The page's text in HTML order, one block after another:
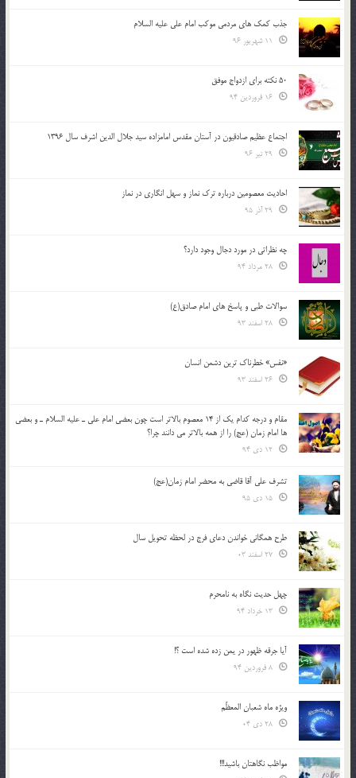
جذب کمک های مردمی موکب امام علی علیه السلام
50 نکته برای ازدواج موفق
اجتماع عظیم صادقیون در آستان مقدس امامزاده سید جلال الدین اشرف سال 1396
احادیث معصومین درباره ترک نماز و سهل انگاری در نماز
چه نظراتی در مورد دجال وجود دارد؟
سوالات طبی و پاسخ های امام صادق(ع)
«نفس» خطرناک ترین دشمن انسان
مقام و درجه كدام يك از 14 معصوم بالاتر است چون بعضي امام علي ـ عليه السلام ـ و بعضي
ها امام زمان (عج) را از همه بالاتر مي دانند چرا؟
تشرف علي آقا قاضي به محضر امام زمان(عج)
طرح همگانی خواندن دعای فرج در لحظه تحویل سال
چهل حدیث نگاه به نامحرم
آیا جرقه ظهور در یمن زده شده است ؟!
ویژه ماه شعبان المعظّم
مواظب نگاهتان باشید!!!